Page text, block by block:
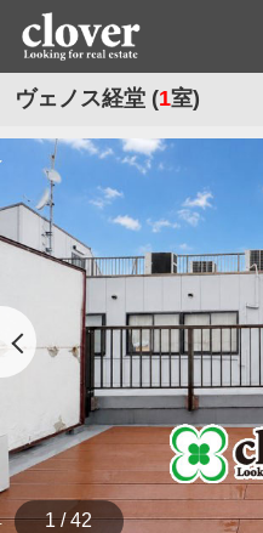
ヴェノス経堂 (1室)
1 / 42